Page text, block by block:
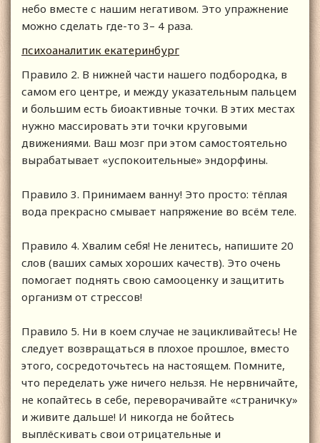
небо вместе с нашим негативом. Это упражнение
можно сделать где-то 3– 4 раза.
психоаналитик екатеринбург
Правило 2. В нижней части нашего подбородка, в
самом его центре, и между указательным пальцем
и большим есть биоактивные точки. В этих местах
нужно массировать эти точки круговыми
движениями. Ваш мозг при этом самостоятельно
вырабатывает «успокоительные» эндорфины.
Правило 3. Принимаем ванну! Это просто: тёплая
вода прекрасно смывает напряжение во всём теле.
Правило 4. Хвалим себя! Не ленитесь, напишите 20
слов (ваших самых хороших качеств). Это очень
помогает поднять свою самооценку и защитить
организм от стрессов!
Правило 5. Ни в коем случае не зацикливайтесь! Не
следует возвращаться в плохое прошлое, вместо
этого, сосредоточьтесь на настоящем. Помните,
что переделать уже ничего нельзя. Не нервничайте,
не копайтесь в себе, переворачивайте «страничку»
и живите дальше! И никогда не бойтесь
выплёскивать свои отрицательные и